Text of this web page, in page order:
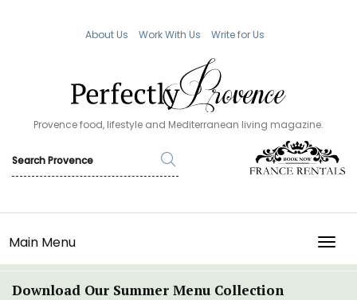
About Us Work With Us Write for Us
Provence food, lifestyle and Mediterranean living magazine.
Main Menu
Download Our Summer Menu Collection